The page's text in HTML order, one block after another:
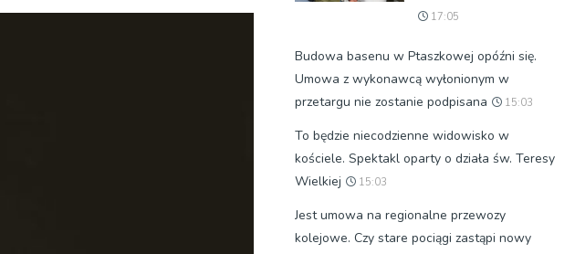
17:05
Budowa basenu w Ptaszkowej opóźni się.
Umowa z wykonawcą wyłonionym w
przetargu nie zostanie podpisana
15:03
To będzie niecodzienne widowisko w
kościele. Spektakl oparty o działa św. Teresy
Wielkiej
15:03
Jest umowa na regionalne przewozy
kolejowe. Czy stare pociągi zastąpi nowy